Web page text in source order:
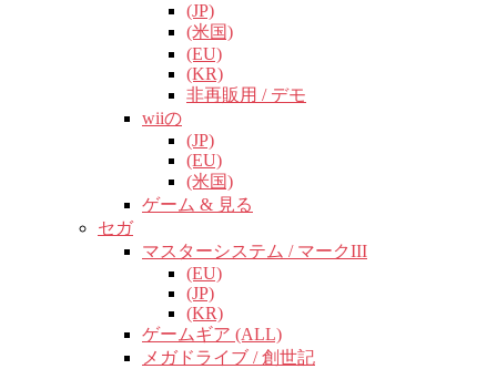
(JP)
(米国)
(EU)
(KR)
非再販用 / デモ
wiiの
(JP)
(EU)
(米国)
ゲーム & 見る
セガ
マスターシステム / マークIII
(EU)
(JP)
(KR)
ゲームギア (ALL)
メガドライブ / 創世記